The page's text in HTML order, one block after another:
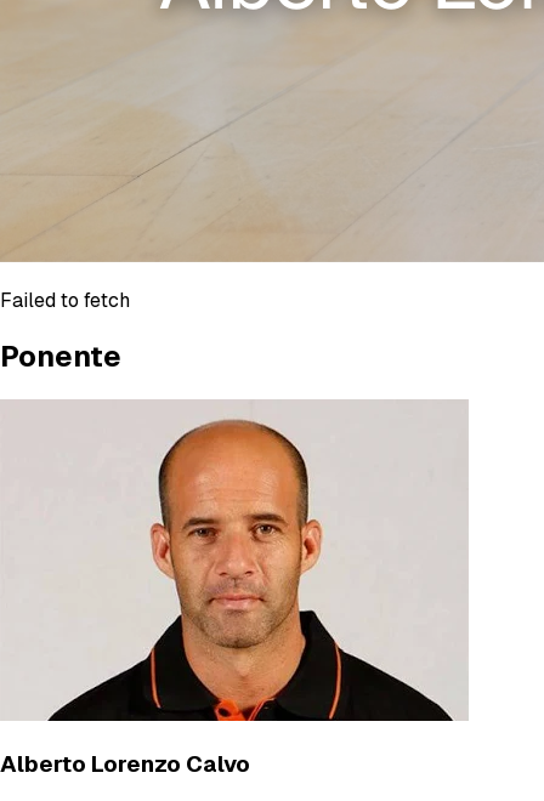
Failed to fetch
Ponente
Alberto Lorenzo Calvo